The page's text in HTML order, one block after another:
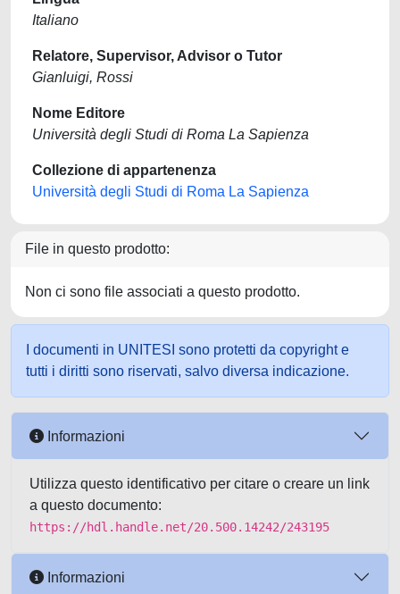
Italiano
Relatore, Supervisor, Advisor o Tutor
Gianluigi, Rossi
Nome Editore
Università degli Studi di Roma La Sapienza
Collezione di appartenenza
Università degli Studi di Roma La Sapienza
File in questo prodotto:
Non ci sono file associati a questo prodotto.
I documenti in UNITESI sono protetti da copyright e
tutti i diritti sono riservati, salvo diversa indicazione.
Informazioni
Utilizza questo identificativo per citare o creare un link
a questo documento:
https://hdl.handle.net/20.500.14242/243195
Informazioni